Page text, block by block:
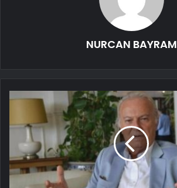
NURCAN BAYRAM